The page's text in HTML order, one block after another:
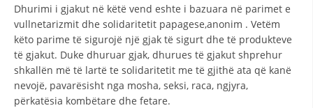
HISTORIA E LËVIZJES
Dhurimi i gjakut në këtë vend eshte i bazuara në parimet e
vullnetarizmit dhe solidaritetit papagese,anonim . Vetëm
këto parime të sigurojë një gjak të sigurt dhe të produkteve
të gjakut. Duke dhuruar gjak, dhurues të gjakut shprehur
shkallën më të lartë te solidaritetit me të gjithë ata që kanë
nevojë, pavarësisht nga mosha, seksi, raca, ngjyra,
përkatësia kombëtare dhe fetare.